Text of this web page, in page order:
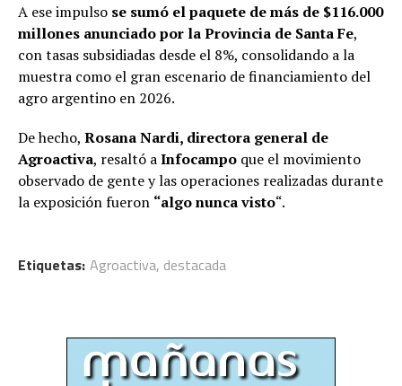
A ese impulso se sumó el paquete de más de $116.000
millones anunciado por la Provincia de Santa Fe,
con tasas subsidiadas desde el 8%, consolidando a la
muestra como el gran escenario de financiamiento del
agro argentino en 2026.
De hecho, Rosana Nardi, directora general de
Agroactiva, resaltó aInfocampo que el movimiento
observado de gente y las operaciones realizadas durante
la exposición fueron “algo nunca visto“.
Etiquetas: Agroactiva, destacada